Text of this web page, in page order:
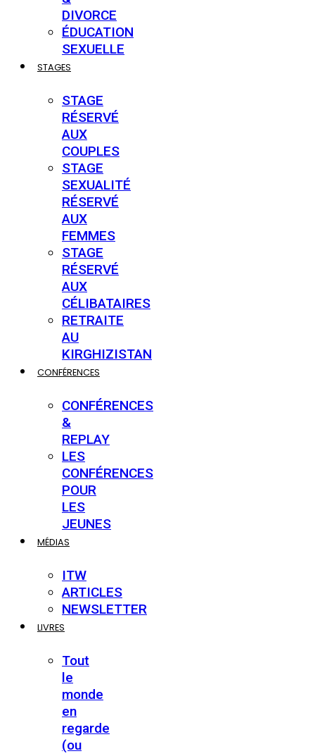
DIVORCE
ÉDUCATION
SEXUELLE
STAGES
STAGE
RÉSERVÉ
AUX
COUPLES
STAGE
SEXUALITÉ
RÉSERVÉ
AUX
FEMMES
STAGE
RÉSERVÉ
AUX
CÉLIBATAIRES
RETRAITE
AU
KIRGHIZISTAN
CONFÉRENCES
CONFÉRENCES
&
REPLAY
LES
CONFÉRENCES
POUR
LES
JEUNES
MÉDIAS
ITW
ARTICLES
NEWSLETTER
LIVRES
Tout
le
monde
en
regarde
(ou